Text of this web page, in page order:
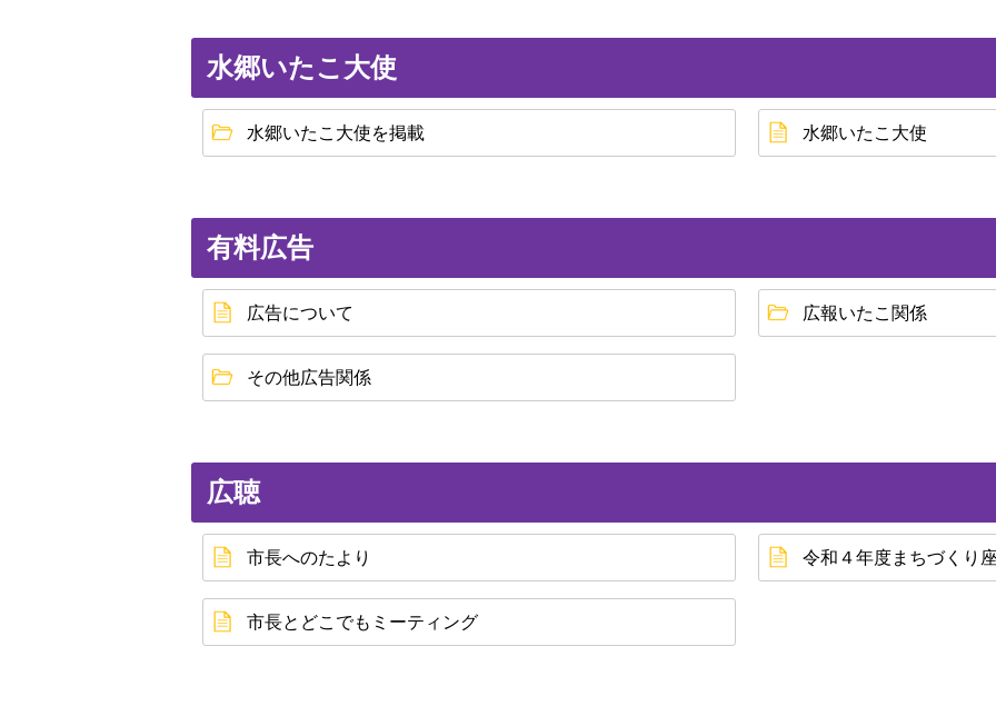
水郷いたこ大使
水郷いたこ大使を掲載 水郷いたこ大使
有料広告
広告について 広報いたこ関係
その他広告関係
広聴
市長へのたより 令和４年度まちづくり
市長とどこでもミーティング